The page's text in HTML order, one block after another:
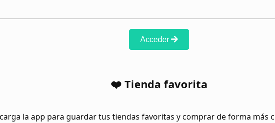
Acceder
❤️ Tienda favorita
la app para guardar tus tiendas favoritas y comprar de forma más